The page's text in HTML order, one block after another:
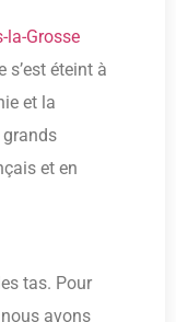
la-Grosse
s’est éteint à
et la
grands
et en
tas. Pour
avons